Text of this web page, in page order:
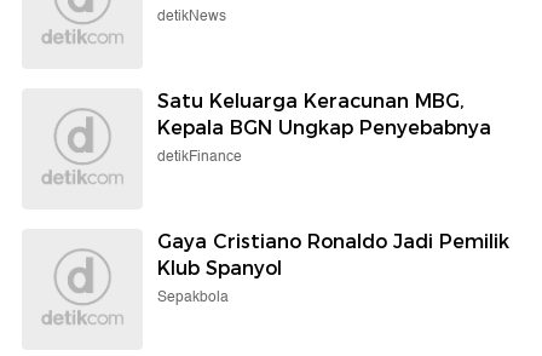
detikNews
Satu Keluarga Keracunan MBG,
Kepala BGN Ungkap Penyebabnya
detikFinance
Gaya Cristiano Ronaldo Jadi Pemilik
Klub Spanyol
Sepakbola